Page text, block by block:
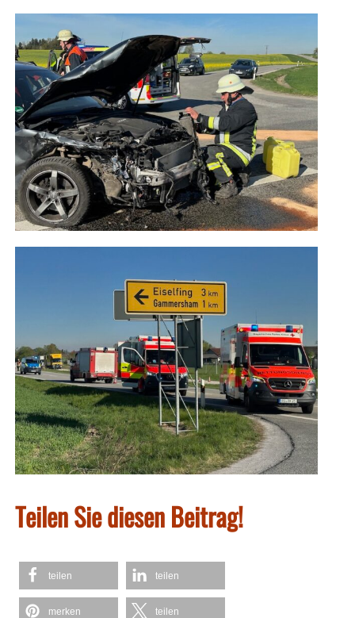
Teilen Sie diesen Beitrag!
teilen teilen
merken teilen